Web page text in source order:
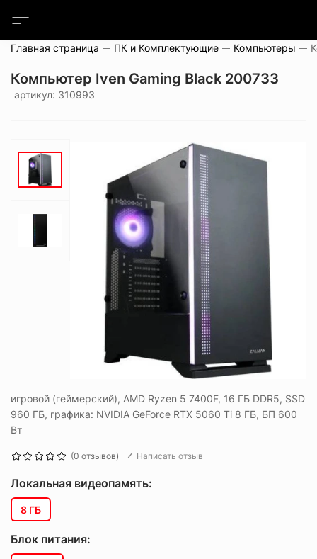
Главная страница ПК и Комплектующие Компьютеры
Компьютер Iven Gaming Black 200733
артикул: 310993
игровой (геймерский), AMD Ryzen 5 7400F, 16 ГБ DDR5, SSD
960 ГБ, графика: NVIDIA GeForce RTX 5060 Ti 8 ГБ, БП 600
Вт
(0 отзывов) Написать отзыв
Локальная видеопамять:
8 ГБ
Блок питания: